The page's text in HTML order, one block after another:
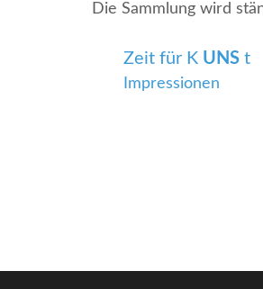
Die Sammlung wird
Zeit für K UNS t
Impressionen